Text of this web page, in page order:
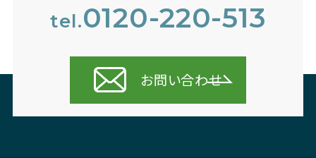
tel.0120-220-513
お問い合わせ